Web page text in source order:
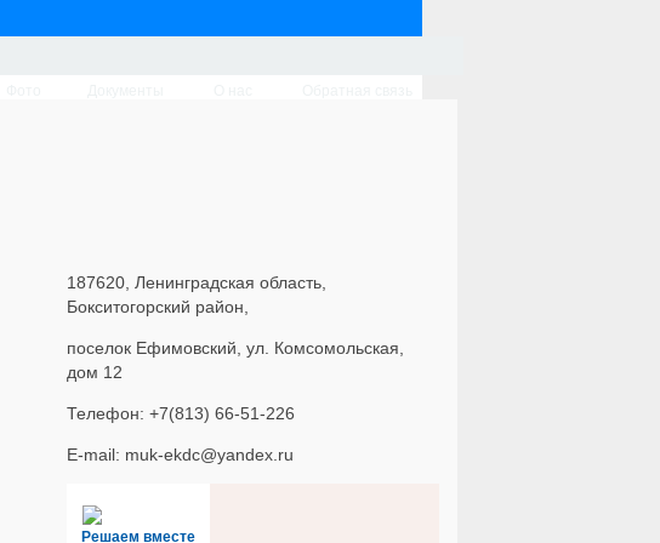
187620, Ленинградская область,
Бокситогорский район,
поселок Ефимовский, ул. Комсомольская,
дом 12
Телефон: +7(813) 66-51-226
E-mail: muk-ekdc@yandex.ru
Решаем вместе